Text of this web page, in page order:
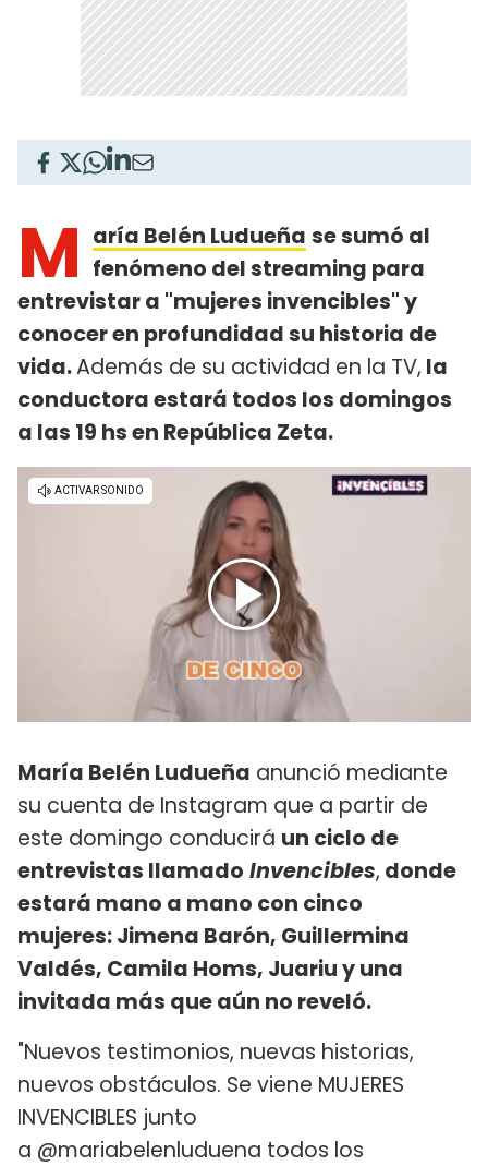
M aría Belén Ludueña se sumó al
fenómeno del streaming para
entrevistar a "mujeres invencibles" y
conocer en profundidad su historia de
vida.Además de su actividad en la TV, la
conductora estará todos los domingos
a las 19 hs en República Zeta.
María Belén Ludueña anunció mediante
su cuenta de Instagram que a partir de
este domingo conducirá un ciclo de
entrevistas llamado Invencibles, donde
estará mano a mano con cinco
mujeres: Jimena Barón, Guillermina
Valdés, Camila Homs, Juariu y una
invitada más que aún no reveló.
"Nuevos testimonios, nuevas historias,
nuevos obstáculos. Se viene MUJERES
INVENCIBLES junto
a @mariabelenluduena todos los